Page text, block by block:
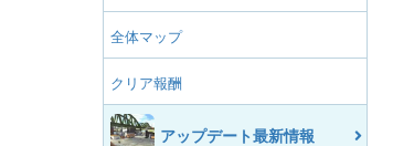
全体マップ
クリア報酬
アップデート最新情報